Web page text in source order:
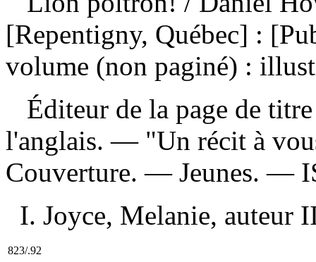
[Repentigny, Québec] :
volume (non paginé) :
Éditeur de la page de
l'anglais. — "Un récit à
Couverture. — Jeunes. —
I. Joyce, Melanie, auteur
823/.92